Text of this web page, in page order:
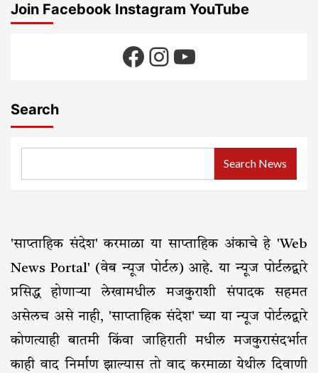
Join Facebook Instagram YouTube
Facebook
Instagram
YouTube
Search
Search News
'साप्ताहिक संदेश' करमाळा या साप्ताहिक अंकाचे हे 'Web
News Portal' (वेब न्यूज पोर्टल) आहे. या न्यूज पोर्टलद्वारे
प्रसिद्ध होणाऱ्या लेखामधील मजकुराशी संपादक सहमत
असेलच असे नाही, 'साप्ताहिक संदेश' च्या या न्यूज पोर्टलद्वारे
कोणत्याही बातमी किंवा जाहिराती मधील मजकुरासंदर्भात
काही वाद निर्माण झाल्यास तो वाद करमाळा येथील दिवाणी